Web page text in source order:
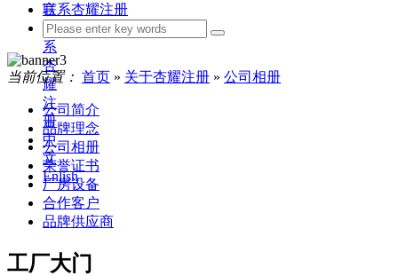
言
联
系
杏
耀
注
册
中
文
Enlish
联系杏耀注册
当前位置： 首页 » 关于杏耀注册 » 公司相册
公司简介
品牌理念
公司相册
荣誉证书
厂房设备
合作客户
品牌供应商
工厂大门